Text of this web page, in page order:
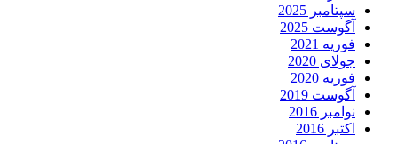
سپتامبر 2025
آگوست 2025
فوریه 2021
جولای 2020
فوریه 2020
آگوست 2019
نوامبر 2016
اکتبر 2016